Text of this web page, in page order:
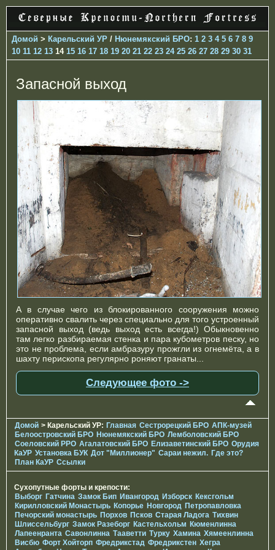
Домой > Карельский УР / Нюнемякский БРО: 1 2 3 4 5 6 7 8 9
10 11 12 13 14 15 16 17 18 19 20 21 22 23 24 25 26 27 28 29 30 31
Запасной выход
А в случае чего из блокированного сооружения можно
оперативно свалить через специально для того устроенный
запасной выход (ведь выход есть всегда!) Обыкновенно
там легко разбираемая стенка и пара кубометров песку, но
это не проблема, если амбразуру прожгли из огнемёта, а в
шахту перископа регулярно роняют гранаты...
Следующее фото ->
Домой > Карельский УР: Главная Сестрорецкий БРО АПК-музей
Белоостровский БРО Нюнемякский БРО Лемболовский БРО
Соеловский РРО Агалатовский БРО Елизаветинcкий БРО Орудия
КаУР Установка БУК Дот "Миллионер" Сараи нежил. Где это?
План КаУР Ссылки
Сухопутные форты и крепости:
Выборг Гатчина Замок Бип Ивангород Изборск Кексгольм
Кирилловский Монастырь Копорье Новгород Петропавловка
Печорcкий монастырь Порхов Псков Старая Ладога Тихвин
Шлиссельбург Замок Разеборг Кастельхольм Кюменлинна
Лапеенранта Савонлинна Тааветти Турку Хамина Хямеенлинна
Висбю Форт Хойторп Фредрикстад Фредрикстен Хегра